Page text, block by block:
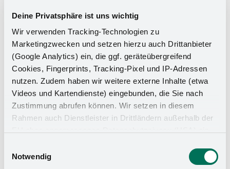
Deine Privatsphäre ist uns wichtig
Wir verwenden Tracking-Technologien zu
Marketingzwecken und setzen hierzu auch Drittanbieter
(Google Analytics) ein, die ggf. geräteübergreifend
Cookies, Fingerprints, Tracking-Pixel und IP-Adressen
nutzen. Zudem haben wir weitere externe Inhalte (etwa
Videos und Kartendienste) eingebunden, die Sie nach
Zustimmung abrufen können. Wir setzen in diesem
Rahmen auch Dienstleister in Drittländern außerhalb der
zu Sicherheits- und Überwachungszwecken zugreifen,
Notwendig